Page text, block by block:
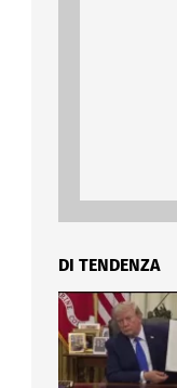
DI TENDENZA